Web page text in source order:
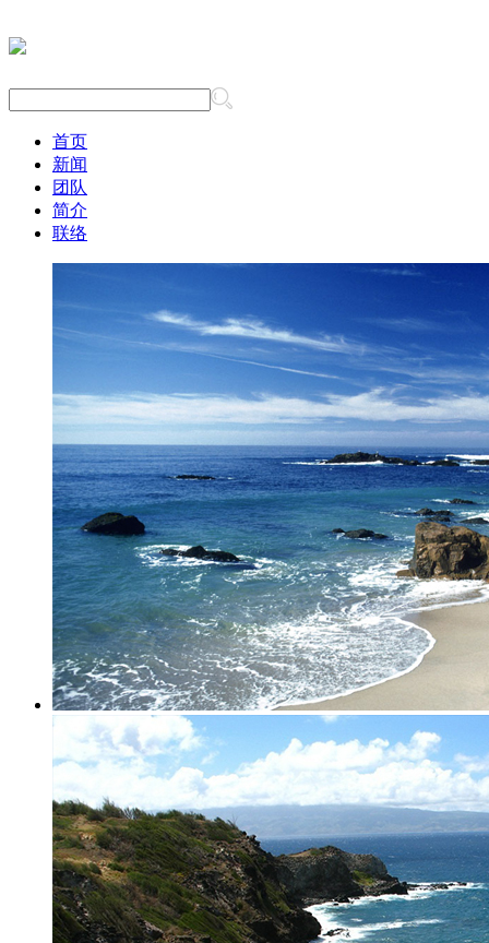
首页
新闻
团队
简介
联络